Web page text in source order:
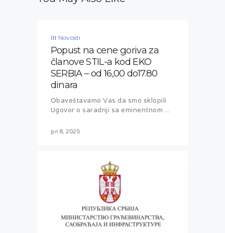
in Novosti
Popust na cene goriva za
članove STIL-a kod EKO
SERBIA – od 16,00 do17.80
dinara
Obaveštavamo Vas da smo sklopili
Ugovor o saradnji sa eminentnom ...
јул 8, 2025